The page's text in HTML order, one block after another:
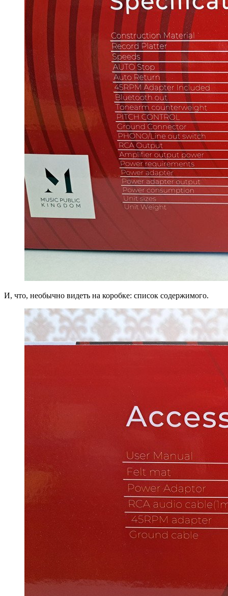
И, что, необычно видеть на коробке: список содержимого.